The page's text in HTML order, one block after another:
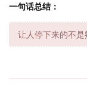
一句话总结：
让人停下来的不是